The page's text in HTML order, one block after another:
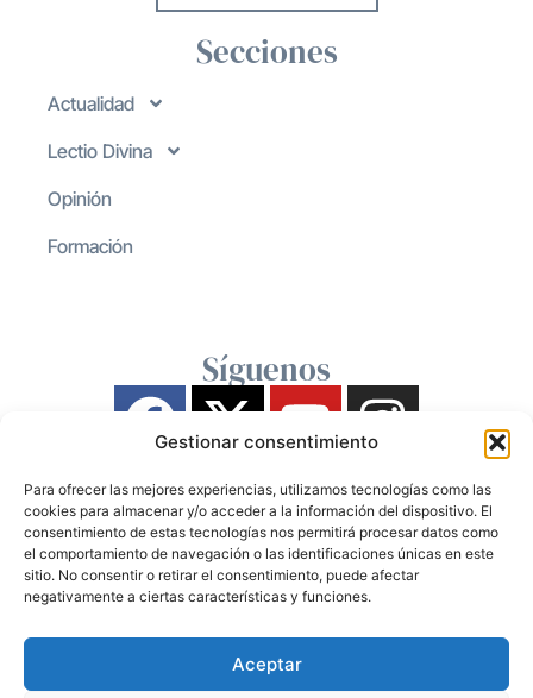
Gestionar consentimiento
Para ofrecer las mejores experiencias, utilizamos tecnologías como las
cookies para almacenar y/o acceder a la información del dispositivo. El
consentimiento de estas tecnologías nos permitirá procesar datos como
el comportamiento de navegación o las identificaciones únicas en este
sitio. No consentir o retirar el consentimiento, puede afectar
negativamente a ciertas características y funciones.
Aceptar
Secciones
Actualidad
Lectio Divina
Opinión
Formación
Síguenos